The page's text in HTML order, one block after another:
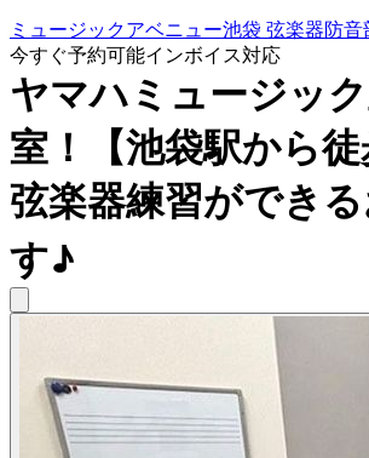
ミュージックアベニュー池袋 弦楽器防
今すぐ予約可能インボイス対応
ヤマハミュージッ
室！【池袋駅から徒
弦楽器練習ができ
す♪